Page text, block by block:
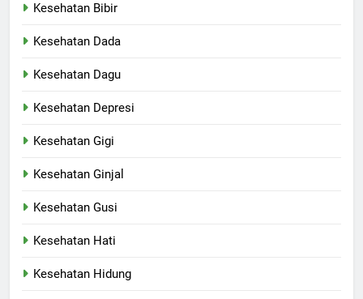
Kesehatan Bibir
Kesehatan Dada
Kesehatan Dagu
Kesehatan Depresi
Kesehatan Gigi
Kesehatan Ginjal
Kesehatan Gusi
Kesehatan Hati
Kesehatan Hidung